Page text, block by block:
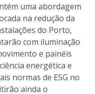
uma abordagem
na redução da
do Porto,
com iluminação
e painéis
energética e
normas de ESG no
ainda o